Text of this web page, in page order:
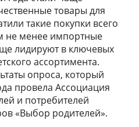
товары для
такие покупки всего
не менее импортные
лидируют в ключевых
ассортимента.
опроса, который
провела Ассоциация
и потребителей
«Выбор родителей».